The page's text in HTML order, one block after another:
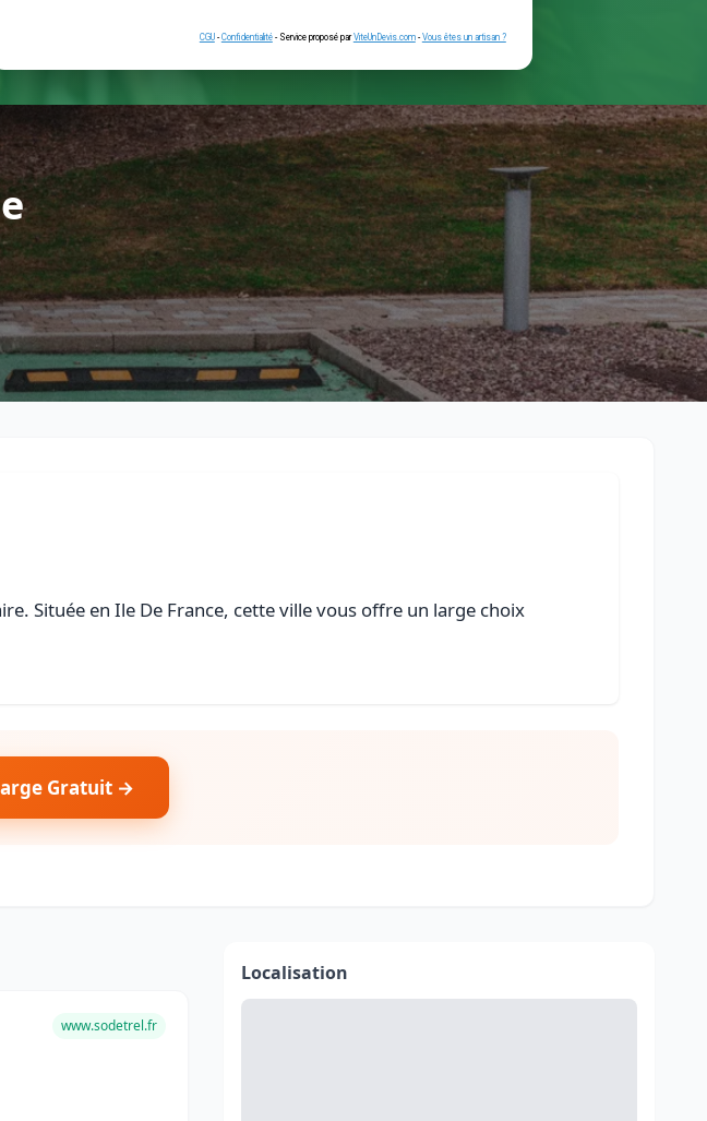
Je ne sais pas
Retour à la liste des métiers
Confidentialité - Service proposé par ViteUnDevis.com-
Située en Ile De France, cette ville vous offre un large choix
Gratuit →
www.sodetrel.fr
Localisation